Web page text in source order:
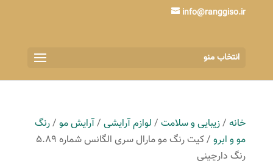
info@ranggiso.ir
انتخاب منو
خانه/زیبایی و سلامت/ لوازم آرایشی/آرایش مو/رنگ
مو و ابرو
/ کیت رنگ مو مارال سری الگانس شماره 5.89
رنگ دارچینی